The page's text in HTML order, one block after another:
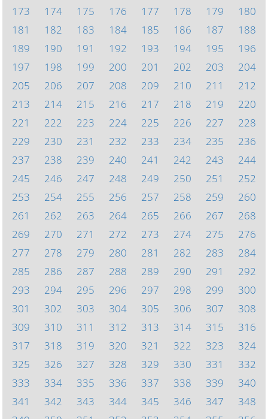
173
174 175 176 177 178 179
180
181
182 183 184 185 186 187
188
189
190 191 192 193 194 195
196
197
198 199 200 201 202 203
204
205
206 207 208 209 210 211
212
213
214 215 216 217 218 219
220
221
222 223 224 225 226 227
228
229
230 231 232 233 234 235
236
237
238 239 240 241 242 243
244
245
246 247 248 249 250 251
252
253
254 255 256 257 258 259
260
261
262 263 264 265 266 267
268
269
270 271 272 273 274 275
276
277
278 279 280 281 282 283
284
285
286 287 288 289 290 291
292
293
294 295 296 297 298 299
300
301
302 303 304 305 306 307
308
309
310 311 312 313 314 315
316
317
318 319 320 321 322 323
324
325
326 327 328 329 330 331
332
333
334 335 336 337 338 339
340
341
342 343 344 345 346 347
348